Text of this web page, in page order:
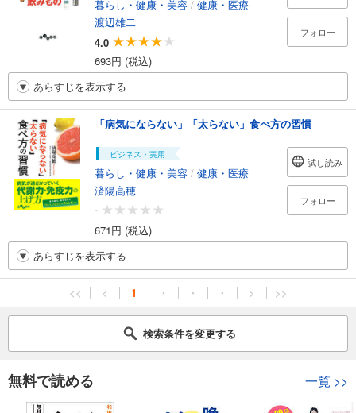
暮らし・健康・美容 / 健康・医療
渡辺雄二
4.0
693円 (税込)
フォロー
あらすじを表示する
「病気にならない」「太らない」食べ方の習慣
ビジネス・実用
暮らし・健康・美容 / 健康・医療
済陽高穂
-
671円 (税込)
試し読み
フォロー
あらすじを表示する
<< < 1 ・ ・ ・ > >>
検索条件を変更する
無料で読める 一覧 >>